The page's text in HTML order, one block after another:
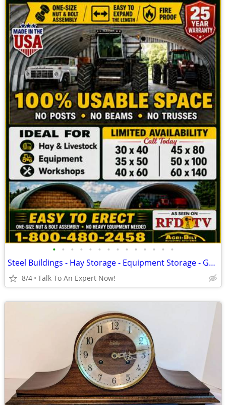
• • • • • • • • • • • • • •
Steel Buildings - Hay Storage - Equipment Storage - Grain Storage
8/4 Talk To An Expert Now!